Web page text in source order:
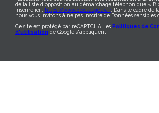
de la liste d'opposition au démarchage téléphonique «
inscrire ici : https://www.bloctel.gouv.fr. Dans le cadre de
nous vous invitons à ne pas inscrire de Données sensibles
Ce site est protégé par reCAPTCHA, les Politiques de
d'utilisation de Google s'appliquent.